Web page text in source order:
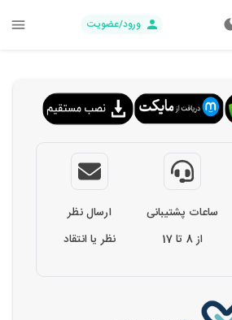
ورود/عضویت
ساعات پشتیبانی
از 8 تا 17
ارسال نظر
نظر یا انتقاد